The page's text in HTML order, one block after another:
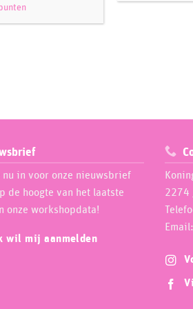
in voor onze nieuwsbrief
de hoogte van het laatste
onze workshopdata!
wil mij aanmelden
2274